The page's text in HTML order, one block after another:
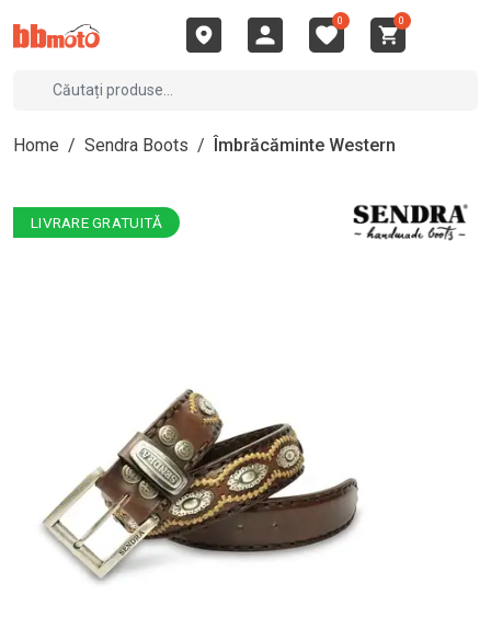
0 0
Home / Sendra Boots / Îmbrăcăminte Western
LIVRARE GRATUITĂ